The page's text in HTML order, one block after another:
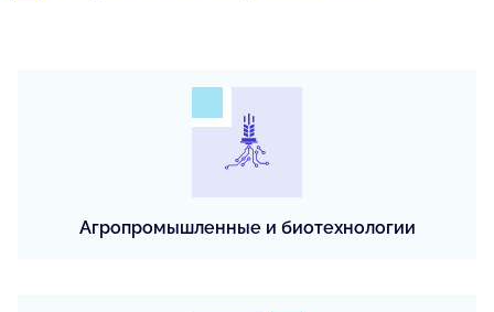
Агропромышленные и биотехнологии